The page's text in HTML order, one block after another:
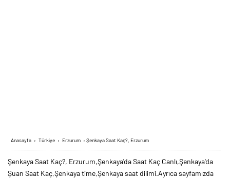
Anasayfa › Türkiye › Erzurum › Şenkaya Saat Kaç?, Erzurum
Şenkaya Saat Kaç?, Erzurum,Şenkaya'da Saat Kaç Canlı,Şenkaya'da
Şuan Saat Kaç,Şenkaya time,Şenkaya saat dilimi.Ayrıca sayfamızda